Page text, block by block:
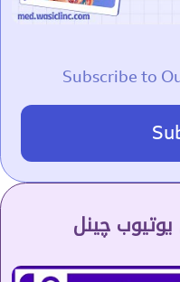
Subscribe to
چینل